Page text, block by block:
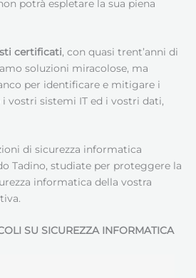
potrà espletare la sua piena
certificati, con quasi trent’anni di
soluzioni miracolose, ma
per identificare e mitigare i
vostri sistemi IT ed i vostri dati,
di sicurezza informatica
Tadino, studiate per proteggere la
informatica della vostra
SU SICUREZZA INFORMATICA